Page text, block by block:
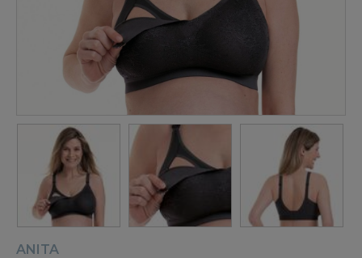
ANITA